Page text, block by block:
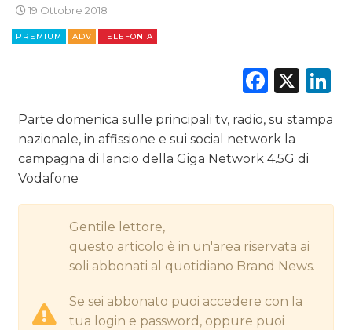
ESTERNA
TV
RICERCHE
PREVISIONI/SCENARI
19 Ottobre 2018
PREMIUM ADV TELEFONIA
X
Parte domenica sulle principali tv, radio, su stampa
nazionale, in affissione e sui social network la
campagna di lancio della Giga Network 4.5G di
Vodafone
Gentile lettore,
questo articolo è in un'area riservata ai
soli abbonati al quotidiano Brand News.
Se sei abbonato puoi accedere con la
tua login e password, oppure puoi